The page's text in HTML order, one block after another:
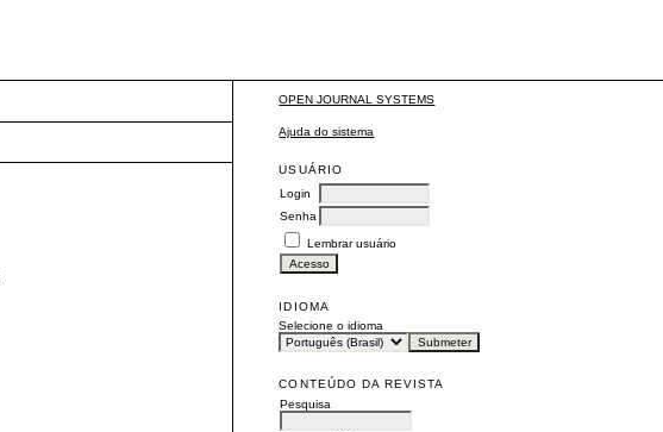
OPEN JOURNAL SYSTEMS
Ajuda do sistema
USUÁRIO
Login
Senha
Lembrar usuário
IDIOMA
Selecione o idioma
CONTEÚDO DA REVISTA
Pesquisa